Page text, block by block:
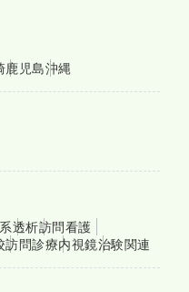
鹿児島沖縄
透析訪問看護
訪問診療内視鏡治験関連